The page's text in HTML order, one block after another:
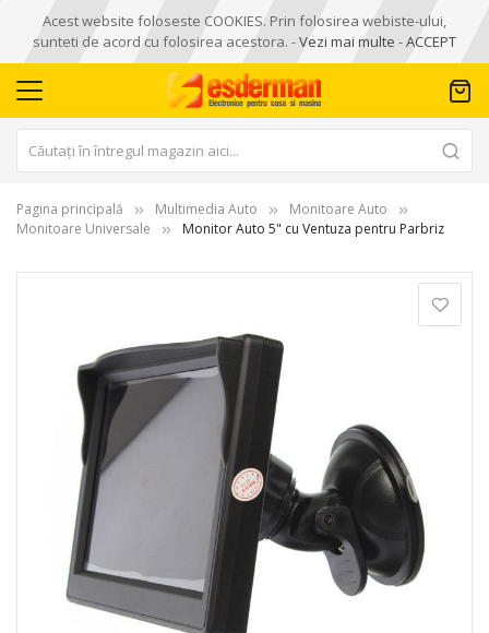
Acest website foloseste COOKIES. Prin folosirea webiste-ului,
sunteti de acord cu folosirea acestora. -Vezi mai multe -ACCEPT
Pagina principală Multimedia Auto
Monitoare Auto
Monitoare Universale
Monitor Auto 5" cu Ventuza pentru Parbriz